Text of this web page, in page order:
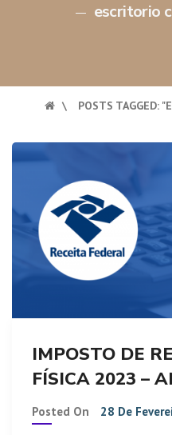
escritorio
\ POSTS TAGGED:
IMPOSTO DE
FÍSICA 2023 –
Posted On 28 De